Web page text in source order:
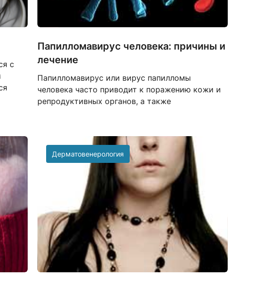
с
Папилломавирус человека: причины и
лечение
Папилломавирус или вирус папилломы
человека часто приводит к поражению кожи и
репродуктивных органов, а также
Дерматовенерология